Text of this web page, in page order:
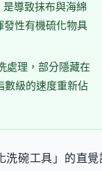
導致抹布與海綿
發性有機硫化物具
處理，部分隱藏在
數級的速度重新佔
洗碗工具」的直覺